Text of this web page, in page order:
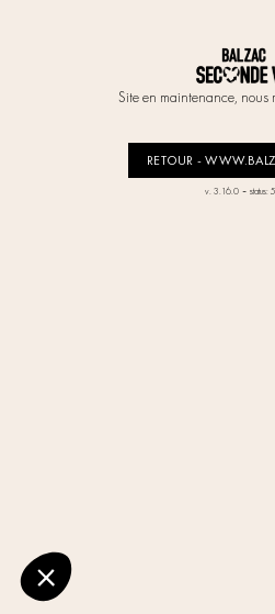
Site en maintenance, nous
RETOUR -
v. 3.16.0- status: